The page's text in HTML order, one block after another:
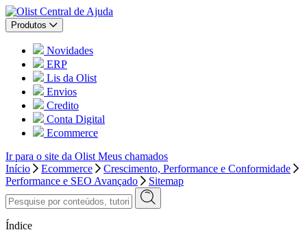
Central de Ajuda
Produtos
Novidades
ERP
Lis da Olist
Envios
Credito
Conta Digital
Ecommerce
Ir para o site da Olist Meus chamados
Início
Ecommerce
Crescimento, Performance e Conformidade
Performance e SEO Avançado
Sitemap
Índice